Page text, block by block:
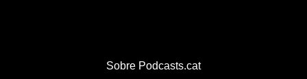
Sobre Podcasts.cat